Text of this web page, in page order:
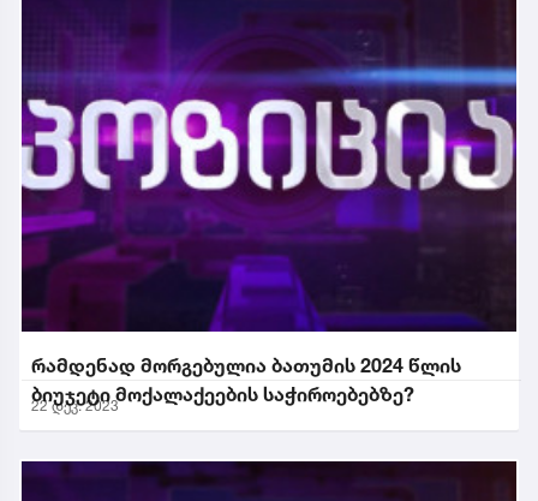
რამდენად მორგებულია ბათუმის 2024 წლის
ბიუჯეტი მოქალაქეების საჭიროებებზე?
22 დეკ. 2023